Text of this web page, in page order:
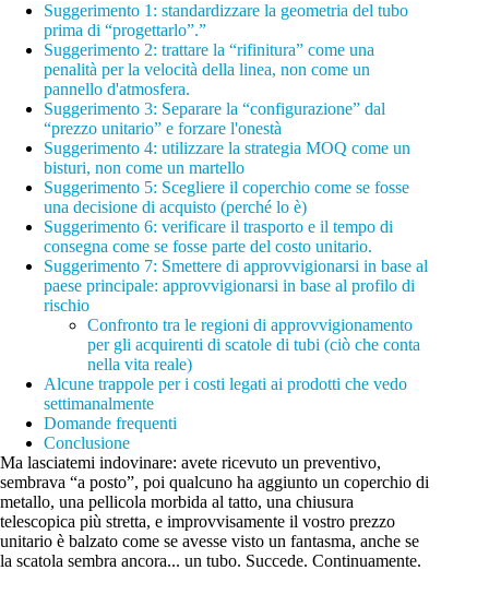
Suggerimento 1: standardizzare la geometria del tubo
prima di “progettarlo”.”
Suggerimento 2: trattare la “rifinitura” come una
penalità per la velocità della linea, non come un
pannello d'atmosfera.
Suggerimento 3: Separare la “configurazione” dal
“prezzo unitario” e forzare l'onestà
Suggerimento 4: utilizzare la strategia MOQ come un
bisturi, non come un martello
Suggerimento 5: Scegliere il coperchio come se fosse
una decisione di acquisto (perché lo è)
Suggerimento 6: verificare il trasporto e il tempo di
consegna come se fosse parte del costo unitario.
Suggerimento 7: Smettere di approvvigionarsi in base al
paese principale: approvvigionarsi in base al profilo di
rischio
Confronto tra le regioni di approvvigionamento
per gli acquirenti di scatole di tubi (ciò che conta
nella vita reale)
Alcune trappole per i costi legati ai prodotti che vedo
settimanalmente
Domande frequenti
Conclusione
Ma lasciatemi indovinare: avete ricevuto un preventivo,
sembrava “a posto”, poi qualcuno ha aggiunto un coperchio di
metallo, una pellicola morbida al tatto, una chiusura
telescopica più stretta, e improvvisamente il vostro prezzo
unitario è balzato come se avesse visto un fantasma, anche se
la scatola sembra ancora... un tubo. Succede. Continuamente.